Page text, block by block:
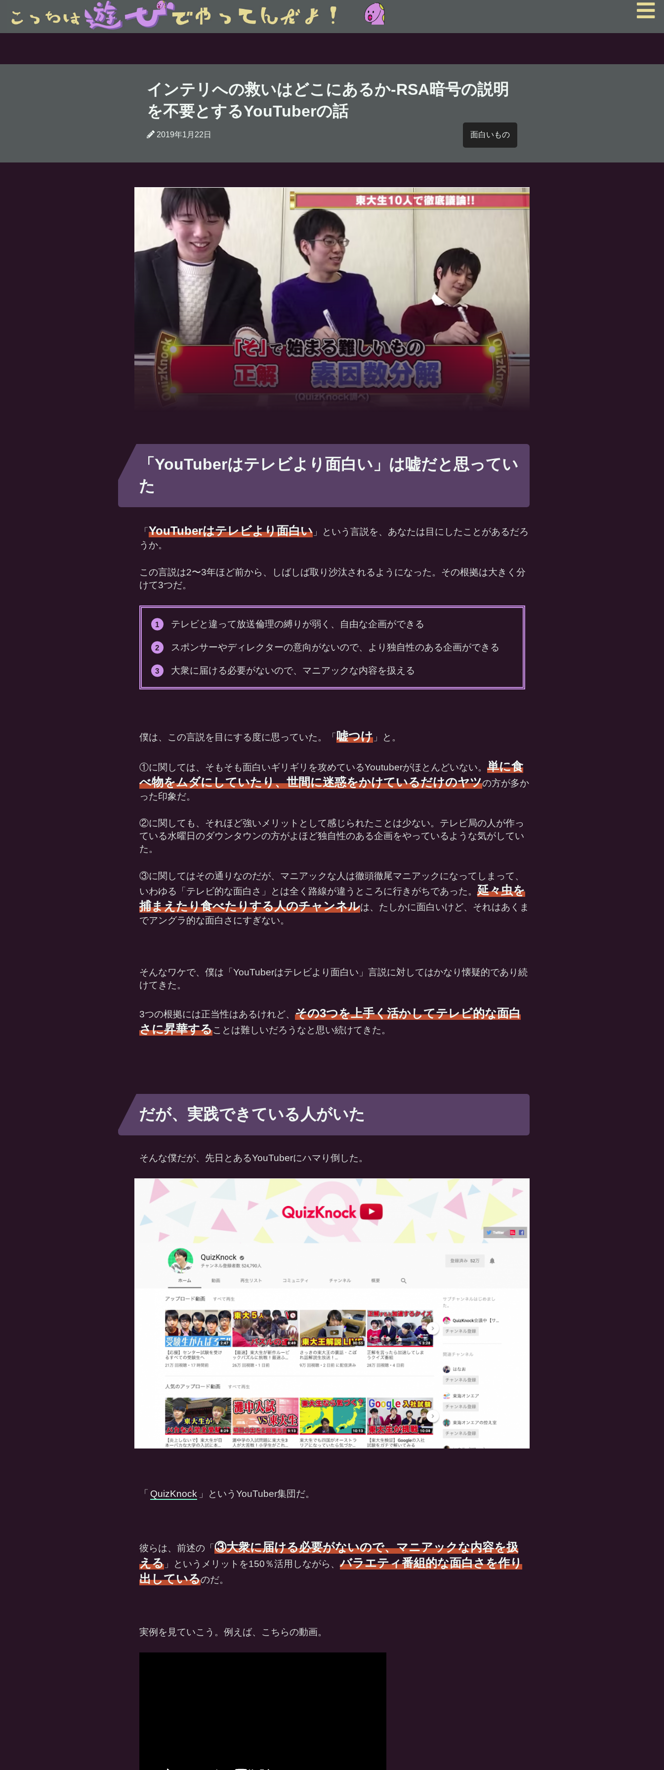
インテリへの救いはどこにあるか-RSA暗号の説明
を不要とするYouTuberの話
2019年1月22日 面白いもの
「YouTuberはテレビより面白い」は嘘だと思ってい
た
「 YouTuberはテレビより面白い」という言説を、あなたは目にしたことがあるだろ
うか。
この言説は2〜3年ほど前から、しばしば取り沙汰されるようになった。その根拠は大きく分
けて3つだ。
テレビと違って放送倫理の縛りが弱く、自由な企画ができる
スポンサーやディレクターの意向がないので、より独自性のある企画ができる
大衆に届ける必要がないので、マニアックな内容を扱える
僕は、この言説を目にする度に思っていた。「 嘘つけ」と。
①に関しては、そもそも面白いギリギリを攻めているYoutuberがほとんどいない。 単に食
べ物をムダにしていたり、世間に迷惑をかけているだけのヤツの方が多か
った印象だ。
②に関しても、それほど強いメリットとして感じられたことは少ない。テレビ局の人が作っ
ている水曜日のダウンタウンの方がよほど独自性のある企画をやっているような気がしてい
た。
③に関してはその通りなのだが、マニアックな人は徹頭徹尾マニアックになってしまって、
いわゆる「テレビ的な面白さ」とは全く路線が違うところに行きがちであった。 延々虫を
捕まえたり食べたりする人のチャンネルは、たしかに面白いけど、それはあくま
でアングラ的な面白さにすぎない。
そんなワケで、僕は「YouTuberはテレビより面白い」言説に対してはかなり懐疑的であり続
けてきた。
3つの根拠には正当性はあるけれど、 その3つを上手く活かしてテレビ的な面白
さに昇華することは難しいだろうなと思い続けてきた。
だが、実践できている人がいた
そんな僕だが、先日とあるYouTuberにハマり倒した。
「 QuizKnock 」というYouTuber集団だ。
彼らは、前述の「③大衆に届ける必要がないので、マニアックな内容を扱
える」というメリットを150％活用しながら、バラエティ番組的な面白さを作り
出しているのだ。
実例を見ていこう。例えば、こちらの動画。